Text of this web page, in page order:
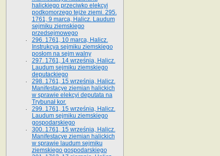
halickiego przeciwko elekcyi
podkomorzego tejże ziemi. 295.
1761, 9 marca, Halicz. Laudum
sejmiku ziemskiego
przedsejmowego
296. 1761, 10 marca, Halicz.
Instrukcya sejmiku ziemskiego
posłom na sejm walny
297. 1761, 14 września, Halicz.
Laudum sejmiku ziemskiego
deputackiego
298. 1761, 15 września, Halicz.
Manifestacye ziemian halickich
w sprawie elekcyi deputata na
Trybunał kor.
299. 1761, 15 września, Halicz.
Laudum sejmiku ziemskiego
gospodarskiego
300. 1761, 15 września, Halicz.
Manifestacye ziemian halickich
w sprawie laudum sejmiku
ziemskiego gospodarskiego